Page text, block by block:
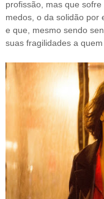
profissão, mas que
medos, o da solidão por
e que, mesmo sendo
suas fragilidades a